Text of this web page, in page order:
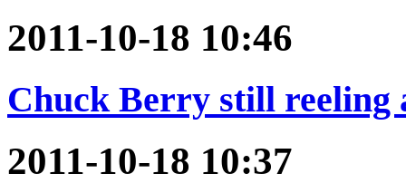
2011-10-18 10:46
Chuck Berry still reeling
2011-10-18 10:37